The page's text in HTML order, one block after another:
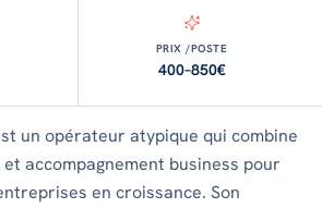
PRIX /POSTE
400–850€
un opérateur atypique qui combine
accompagnement business pour
en croissance. Son